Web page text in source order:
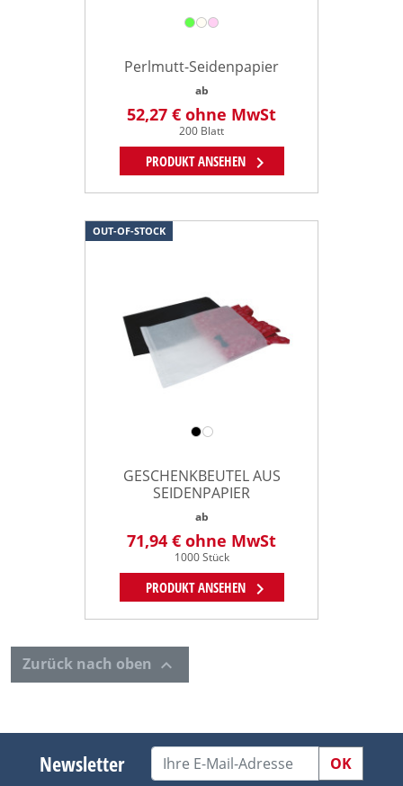
Perlmutt-Seidenpapier
ab
52,27 € ohne MwSt
200 Blatt
PRODUKT ANSEHEN chevron_right
GESCHENKBEUTEL AUS
SEIDENPAPIER
ab
71,94 € ohne MwSt
1000 Stück
PRODUKT ANSEHEN chevron_right
OUT-OF-STOCK
Zurück nach oben 
Newsletter OK